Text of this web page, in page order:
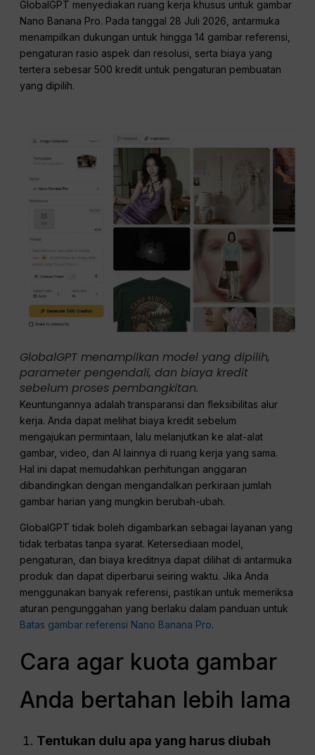
GlobalGPT menyediakan ruang kerja khusus untuk gambar
Nano Banana Pro. Pada tanggal 28 Juli 2026, antarmuka
menampilkan dukungan untuk hingga 14 gambar referensi,
pengaturan rasio aspek dan resolusi, serta biaya yang
tertera sebesar 500 kredit untuk pengaturan pembuatan
yang dipilih.
GlobalGPT menampilkan model yang dipilih,
parameter pengendali, dan biaya kredit
sebelum proses pembangkitan.
Keuntungannya adalah transparansi dan fleksibilitas alur
kerja. Anda dapat melihat biaya kredit sebelum
mengajukan permintaan, lalu melanjutkan ke alat-alat
gambar, video, dan AI lainnya di ruang kerja yang sama.
Hal ini dapat memudahkan perhitungan anggaran
dibandingkan dengan mengandalkan perkiraan jumlah
gambar harian yang mungkin berubah-ubah.
GlobalGPT tidak boleh digambarkan sebagai layanan yang
tidak terbatas tanpa syarat. Ketersediaan model,
pengaturan, dan biaya kreditnya dapat dilihat di antarmuka
produk dan dapat diperbarui seiring waktu. Jika Anda
menggunakan banyak referensi, pastikan untuk memeriksa
aturan pengunggahan yang berlaku dalam panduan untuk
Batas gambar referensi Nano Banana Pro.
Cara agar kuota gambar
Anda bertahan lebih lama
Tentukan dulu apa yang harus diubah